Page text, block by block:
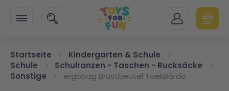
SUCHE MEIN KONTO
Startseite
Kindergarten & Schule
Schule
Schulranzen - Taschen - Rucksäcke
Sonstige
ergobag Brustbeutel TaekBärdo